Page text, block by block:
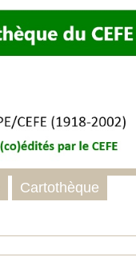
Cartothèque